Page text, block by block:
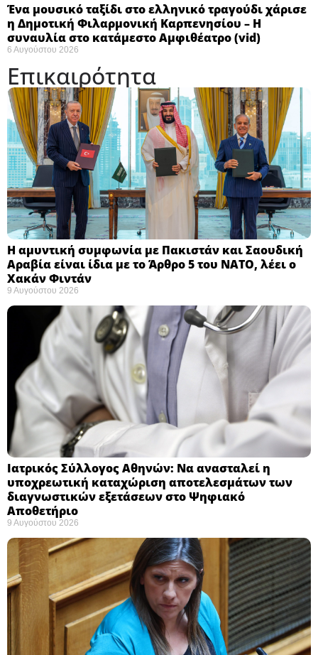
Ένα μουσικό ταξίδι στο ελληνικό τραγούδι χάρισε
η Δημοτική Φιλαρμονική Καρπενησίου – Η
συναυλία στο κατάμεστο Αμφιθέατρο (vid)
6 Αυγούστου 2026
Επικαιρότητα
Η αμυντική συμφωνία με Πακιστάν και Σαουδική
Αραβία είναι ίδια με το Άρθρο 5 του ΝΑΤΟ, λέει ο
Χακάν Φιντάν ​
9 Αυγούστου 2026
Ιατρικός Σύλλογος Αθηνών: Να ανασταλεί η
υποχρεωτική καταχώριση αποτελεσμάτων των
διαγνωστικών εξετάσεων στο Ψηφιακό
Αποθετήριο ​
9 Αυγούστου 2026